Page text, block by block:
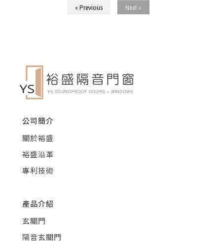
« Previous Next »
公司簡介
關於裕盛
裕盛沿革
專利技術
產品介紹
玄關門
隔音玄關門